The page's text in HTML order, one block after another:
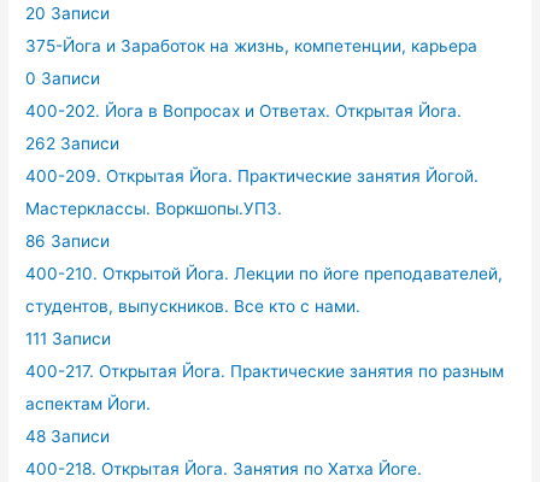
20 Записи
375-Йога и Заработок на жизнь, компетенции, карьера
0 Записи
400-202. Йога в Вопросах и Ответах. Открытая Йога.
262 Записи
400-209. Открытая Йога. Практические занятия Йогой.
Мастерклассы. Воркшопы.УПЗ.
86 Записи
400-210. Открытой Йога. Лекции по йоге преподавателей,
студентов, выпускников. Все кто с нами.
111 Записи
400-217. Открытая Йога. Практические занятия по разным
аспектам Йоги.
48 Записи
400-218. Открытая Йога. Занятия по Хатха Йоге.